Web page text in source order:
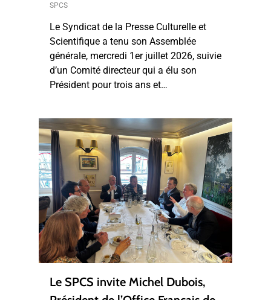
SPCS
Le Syndicat de la Presse Culturelle et
Scientifique a tenu son Assemblée
générale, mercredi 1er juillet 2026, suivie
d’un Comité directeur qui a élu son
Président pour trois ans et…
Le SPCS invite Michel Dubois,